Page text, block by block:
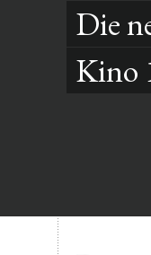
Die
Kino